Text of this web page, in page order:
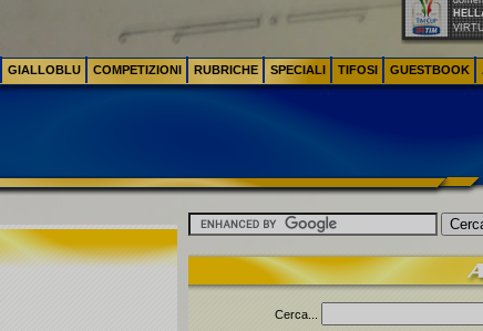
Cerca...
GIALLOBLU COMPETIZIONI RUBRICHE SPECIALI TIFOSI GUESTBOOK